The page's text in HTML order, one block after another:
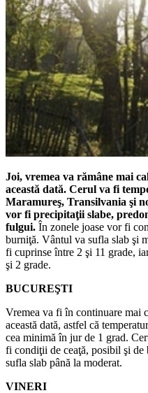
Joi, vremea va rămâne mai
această dată. Cerul va fi
Maramureş, Transilvania şi
vor fi precipitaţii slabe,
fulgui. În zonele joase vor fi
burniţă. Vântul va sufla slab şi
fi cuprinse între 2 şi 11 grade,
şi 2 grade.
BUCUREŞTI
Vremea va fi în continuare mai
această dată, astfel că
cea minimă în jur de 1 grad.
fi condiţii de ceaţă, posibil şi
sufla slab până la moderat.
VINERI